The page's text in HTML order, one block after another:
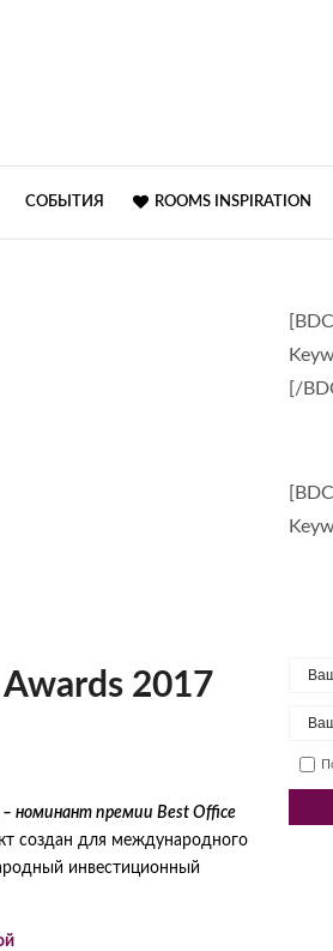
СОБЫТИЯ ROOMS INSPIRATION
2017
номинант премии Best Office
создан для международного
инвестиционный
[/